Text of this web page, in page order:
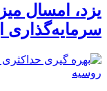
یزد، امسال
سرمایه‌گذاری